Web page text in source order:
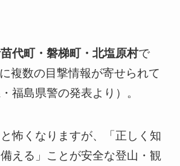
代町・磐梯町・北塩原村で
複数の目撃情報が寄せられて
福島県警の発表より）。
怖くなりますが、「正しく知
える」ことが安全な登山・観